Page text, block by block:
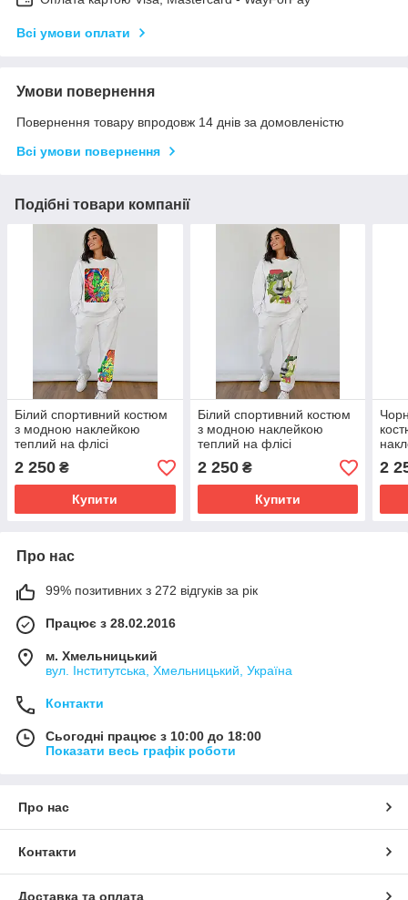
Всі умови оплати
Умови повернення
Повернення товару впродовж 14 днів за домовленістю
Всі умови повернення
Подібні товари компанії
Білий спортивний костюм
з модною наклейкою
теплий на флісі
2 250 ₴
Купити
Білий спортивний костюм
з модною наклейкою
теплий на флісі
2 250₴
Купити
2
Про нас
99% позитивних з 272 відгуків за рік
Працює з 28.02.2016
м. Хмельницький
вул. Інститутська, Хмельницький, Україна
Контакти
Сьогодні працює з 10:00 до 18:00
Показати весь графік роботи
Про нас
Контакти
Доставка та оплата